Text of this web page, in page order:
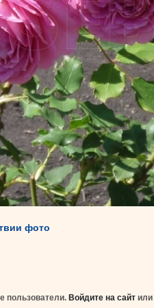
фото
пользователи. Войдите на сайт или